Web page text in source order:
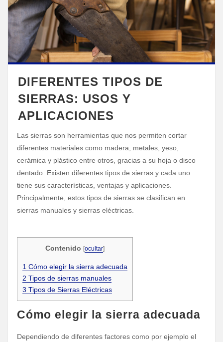
DIFERENTES TIPOS DE
SIERRAS: USOS Y
APLICACIONES
Las sierras son herramientas que nos permiten cortar
diferentes materiales como madera, metales, yeso,
cerámica y plástico entre otros, gracias a su hoja o disco
dentado. Existen diferentes tipos de sierras y cada uno
tiene sus características, ventajas y aplicaciones.
Principalmente, estos tipos de sierras se clasifican en
sierras manuales y sierras eléctricas.
Contenido [ocultar]
1 Cómo elegir la sierra adecuada
2 Tipos de sierras manuales
3 Tipos de Sierras Eléctricas
Cómo elegir la sierra adecuada
Dependiendo de diferentes factores como por ejemplo el